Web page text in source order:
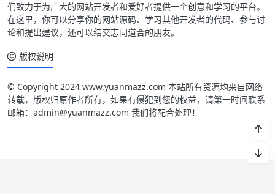
们致力于为广大的网站开发者和爱好者提供一个创意和学习的平台。
在这里，你可以分享你的网站源码、学习其他开发者的代码、参与讨
论和提出建议，还可以结交志同道合的朋友。
版权说明
© Copyright 2024 www.yuanmazz.com 本站所有资源均来自网络
转载，版权归原作者所有，如果有侵犯到您的权益，请第一时间联系
邮箱：admin@yuanmazz.com 我们将配合处理！